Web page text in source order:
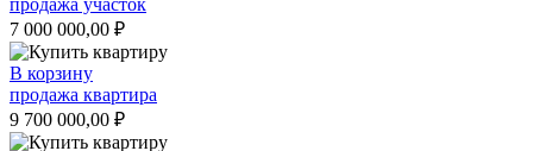
7 000 000,00 ₽
В корзину
продажа квартира
9 700 000,00 ₽